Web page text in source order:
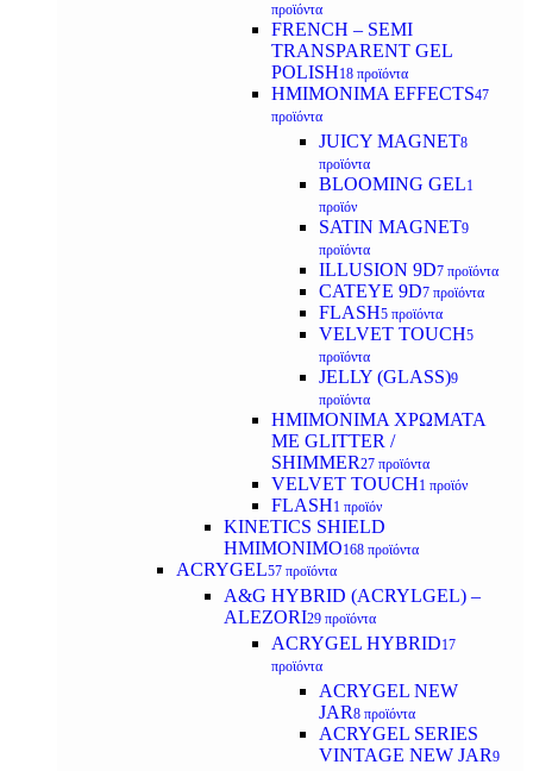
προϊόντα
FRENCH – SEMI
TRANSPARENT GEL
POLISH18 προϊόντα
HMIMONIMA EFFECTS47
προϊόντα
JUICY MAGNET8
προϊόντα
BLOOMING GEL1
προϊόν
SATIN MAGNET9
προϊόντα
ILLUSION 9D7 προϊόντα
CATEYE 9D7 προϊόντα
FLASH5 προϊόντα
VELVET TOUCH5
προϊόντα
JELLY (GLASS)9
προϊόντα
ΗΜΙΜΟΝΙΜA ΧΡΩΜΑΤΑ
ΜΕ GLITTER /
SHIMMER27 προϊόντα
VELVET TOUCH1 προϊόν
FLASH1 προϊόν
KINETICS SHIELD
ΗΜΙΜΟΝΙΜΟ168 προϊόντα
ACRYGEL57 προϊόντα
A&G HYBRID (ACRYLGEL) –
ALEZORI29 προϊόντα
ACRYGEL HYBRID17
προϊόντα
ACRYGEL NEW
JAR8 προϊόντα
ACRYGEL SERIES
VINTAGE NEW JAR9